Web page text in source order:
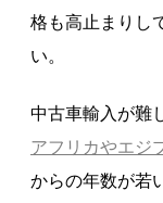
格も高止まりし
い。
中古車輸入が難
アフリカやエジ
からの年数が若